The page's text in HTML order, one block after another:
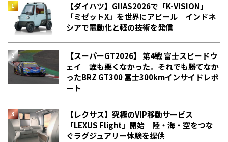
【ダイハツ】GIIAS2026で「K-VISION」
「ミゼットX」を世界にアピール インドネ
シアで電動化と軽の技術を発信
【スーパーGT2026】 第4戦 富士スピードウ
ェイ 誰も悪くなかった。それでも勝てなか
った――BRZ GT300 富士300kmインサイドレポ
ート
【レクサス】究極のVIP移動サービス
「LEXUS Flight」開始 陸・海・空をつな
ぐラグジュアリー体験を提供